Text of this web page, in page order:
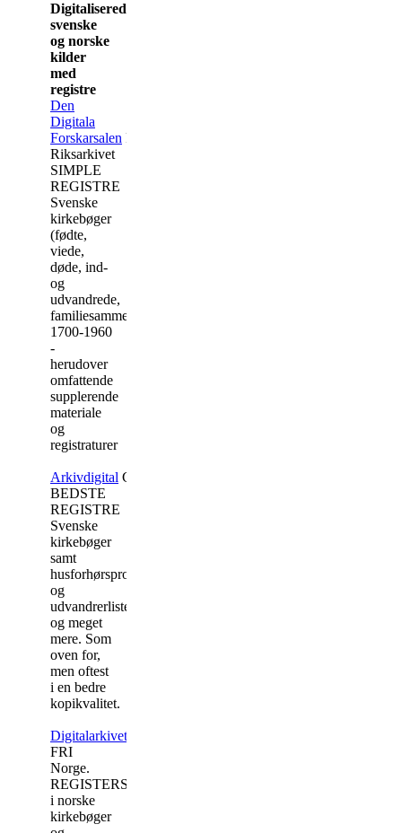
Digitaliserede
svenske
og norske
kilder
med
registre
Den
Digitala
Forskarsalen FRI
Riksarkivet
SIMPLE
REGISTRE
Svenske
kirkebøger
(fødte,
viede,
døde, ind-
og
udvandrede,
familiesammensætninger)
1700-1960
-
herudover
omfattende
supplerende
materiale
og
registraturer
Arkivdigital GEBYR
BEDSTE
REGISTRE
Svenske
kirkebøger
samt
husforhørsprotokoller
og
udvandrerlister
og meget
mere. Som
oven for,
men oftest
i en bedre
kopikvalitet.
Digitalarkivet
FRI
Norge.
REGISTERSØGNING
i norske
kirkebøger